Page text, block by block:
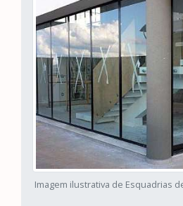
Imagem ilustrativa de Esquadrias